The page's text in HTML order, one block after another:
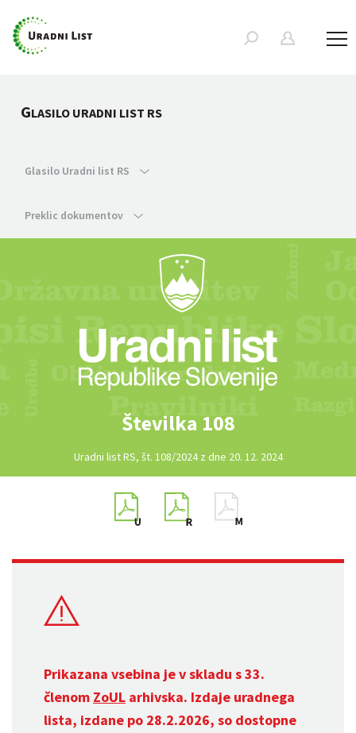
GLASILO URADNI LIST RS
Glasilo Uradni list RS
Preklic dokumentov
Številka 108
Uradni list RS, št. 108/2024 z dne 20. 12. 2024
Prikazana vsebina je v skladu s 33.
členom ZoUL arhivska. Izdaje uradnega
lista, izdane po 28.2.2026, so dostopne